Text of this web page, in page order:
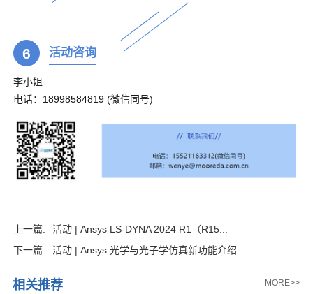
6 活动咨询
李小姐
电话：18998584819 (微信同号)
上一篇:
活动 | Ansys LS-DYNA 2024 R1（R15...
下一篇:
活动 | Ansys 光学与光子学仿真新功能介绍
相关推荐 MORE>>